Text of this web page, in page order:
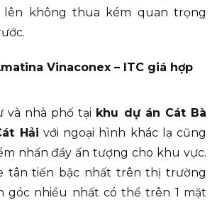
lên không thua kém quan trọng
Vinaconex – ITC giá hợp
và nhà phố tại khu dự án Cát Bà
Hải với ngoại hình khác lạ cũng
nhấn đầy ấn tượng cho khu vực.
tân tiến bậc nhất trên thị trường
góc nhiều nhất có thể trên 1 mặt